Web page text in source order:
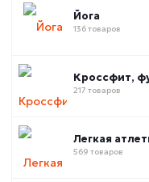
Йога
136 товаров
Кроссфит,
217 товаров
Легкая
569 товаров